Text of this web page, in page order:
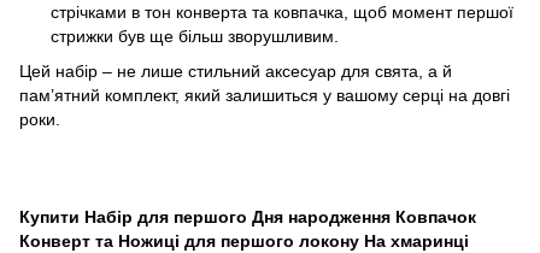
стрічками в тон конверта та ковпачка, щоб момент першої
стрижки був ще більш зворушливим.
Цей набір – не лише стильний аксесуар для свята, а й
пам’ятний комплект, який залишиться у вашому серці на довгі
роки.
Купити Набір для першого Дня народження Ковпачок
Конверт та Ножиці для першого локону На хмаринці